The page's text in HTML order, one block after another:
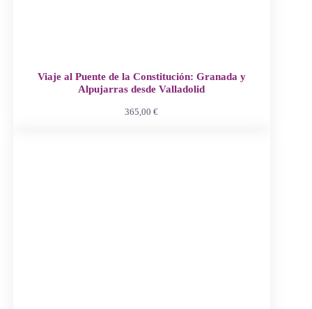
Viaje al Puente de la Constitución: Granada y
Alpujarras desde Valladolid
365,00€